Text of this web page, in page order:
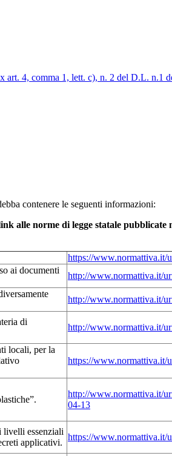
art. 4, comma 1, lett. c), n. 2 del D.L. n.1
contenere le seguenti informazioni:
alle norme di legge statale
https://www.normattiva.it/
ai documenti
http://www.normattiva.it/
http://www.normattiva.it/
di
http://www.normattiva.it/
locali, per la
https://www.normattiva.it/
http://www.normattiva.it/
04-13
livelli essenziali
applicativi.
https://www.normattiva.it/